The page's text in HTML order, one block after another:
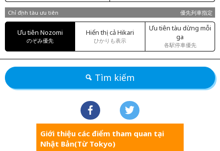
Chỉ định tàu ưu tiên 優先列車指定
Ưu tiên Nozomi
のぞみ優先
Hiển thị cả Hikari
ひかりも表示
Ưu tiên tàu dừng mỗi
ga
各駅停車優先
Tìm kiếm
Giới thiệu các điểm tham quan tại
Nhật Bản(Từ Tokyo)